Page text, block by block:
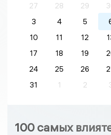
27
28 29
3
4 5
10
11 12
17
18 19
24
25 26
31
1 2
100 самых